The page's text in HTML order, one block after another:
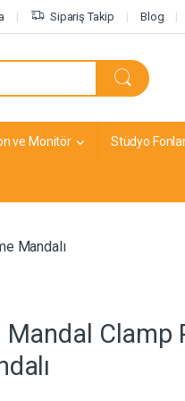
Sipariş Takip Blog
ve Monitör Stüdyo
Mandalı
Mandal Clamp